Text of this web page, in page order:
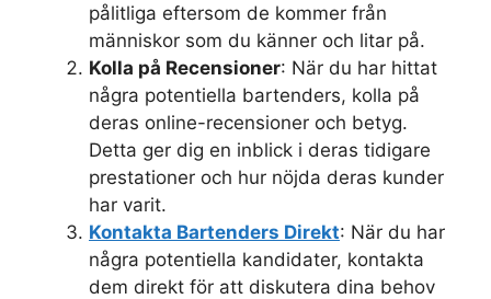
pålitliga eftersom de kommer från
människor som du känner och litar på.
Kolla på Recensioner: När du har hittat
några potentiella bartenders, kolla på
deras online-recensioner och betyg.
Detta ger dig en inblick i deras tidigare
prestationer och hur nöjda deras kunder
har varit.
Kontakta Bartenders Direkt: När du har
några potentiella kandidater, kontakta
dem direkt för att diskutera dina behov